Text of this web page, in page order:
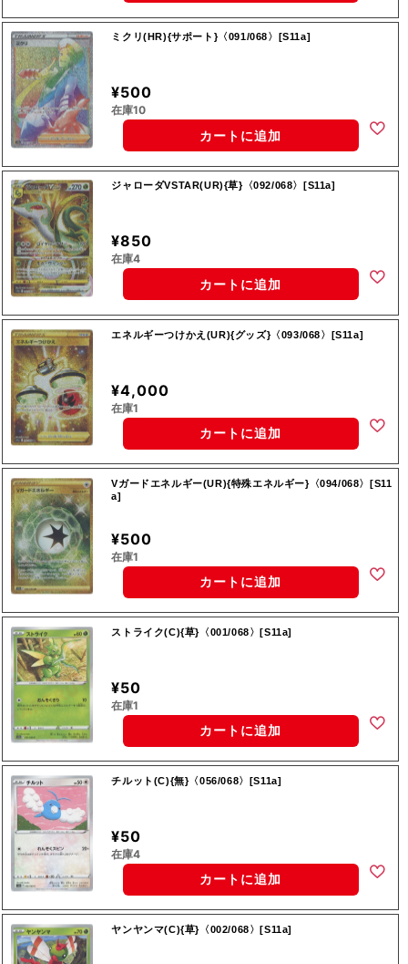
ミクリ(HR){サポート}〈091/068〉[S11a]
¥500
在庫10
カートに追加
ジャローダVSTAR(UR){草}〈092/068〉[S11a]
¥850
在庫4
カートに追加
エネルギーつけかえ(UR){グッズ}〈093/068〉[S11a]
¥4,000
在庫1
カートに追加
Vガードエネルギー(UR){特殊エネルギー}〈094/068〉[S11
a]
¥500
在庫1
カートに追加
ストライク(C){草}〈001/068〉[S11a]
¥50
在庫1
カートに追加
チルット(C){無}〈056/068〉[S11a]
¥50
在庫4
カートに追加
ヤンヤンマ(C){草}〈002/068〉[S11a]